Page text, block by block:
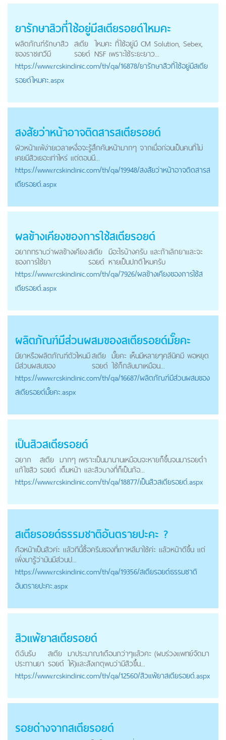
ยารักษาสิวที่ใช้อยู่มีสเตียรอยด์ไหมคะ
ผลิตภัณฑ์รักษาสิว
ของราชเทวีมี
สเตีย
รอยด์
ไหมคะ ที่ใช้อยู่มี CM Solution, Sebex,
NSF เพราะใช้ระยะยาว...
https://www.rcskinclinic.com/th/qa/16878/ยารักษาสิวที่ใช้อยู่มีสเตีย
รอยด์ไหมคะ.aspx
สงสัยว่าหน้าอาจติดสารสเตียรอยด์
ผิวหน้าแพ้ง่ายเวลาเหงื่อจะรู้สึกคันหน้ามากๆ จากเมื่อก่อนเป็นคนที่ไม่
เคยมีสิวเยอะเท่าไหร่ แต่ตอนนี...
https://www.rcskinclinic.com/th/qa/19948/สงสัยว่าหน้าอาจติดสารส
เตียรอยด์.aspx
ผลข้างเคียงของการใช้สเตียรอยด์
อยากทราบว่าผลข้างเคียง
ของการใช้ยา
สเตีย
รอยด์
มีอะไรบ้างครับ และถ้าเลิกยาและจะ
หายเป็นปกติไหมครับ
https://www.rcskinclinic.com/th/qa/7926/ผลข้างเคียงของการใช้ส
เตียรอยด์.aspx
ผลิตภัณฑ์มีส่วนผสมของสเตียรอยด์มั๊ยคะ
มียาหรือผลิตภัณฑ์ตัวไหนมี
มีส่วนผสมของ
สเตีย
รอยด์
มั๊ยคะ เห็นมีหลายๆคลีนิคมี พอหยุด
ใช้ก็กลับมาเหมือน...
https://www.rcskinclinic.com/th/qa/16687/ผลิตภัณฑ์มีส่วนผสมของ
สเตียรอยด์มั๊ยคะ.aspx
เป็นสิวสเตียรอยด์
อยาก
แก้ไขสิว
สเตีย
รอยด์
มากๆ เพราะเป็นมานานเหมือนจะหายก็ขึ้นจนมารอยดำ
เต็มหน้า และสิวบางที่ก็เป็นก้อ...
https://www.rcskinclinic.com/th/qa/18877/เป็นสิวสเตียรอยด์.aspx
สเตียรอยด์ธรรมชาติอันตรายปะคะ ?
คือหน้าเป็นสิวค่ะ แล้วทีนี้ซื้อครีมของที่เกาหลีมาใช้ค่ะ แล้วหน้าดีขึ้น แต่
เพิ่งมารู้ว่ามันมีส่วนป...
https://www.rcskinclinic.com/th/qa/19356/สเตียรอยด์ธรรมชาติ
อันตรายปะคะ.aspx
สิวแพ้ยาสเตียรอยด์
ดิฉันรับ
ประทานยา
สเตีย
รอยด์
มาประมาณ1เดือนกว่าๆแล้วคะ (ผมร่วงแพทย์จัดมา
ให้)และสังเกตุพบว่ามีสิวขึ้น...
https://www.rcskinclinic.com/th/qa/12560/สิวแพ้ยาสเตียรอยด์.aspx
รอยด่างจากสเตียรอยด์